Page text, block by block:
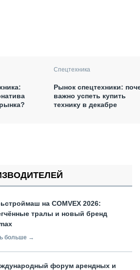
Спецтехника
Рынок спецтехники:
важно успеть купить
технику в декабре
на COMVEX 2026:
тралы и новый бренд
больше →
форум арендных и